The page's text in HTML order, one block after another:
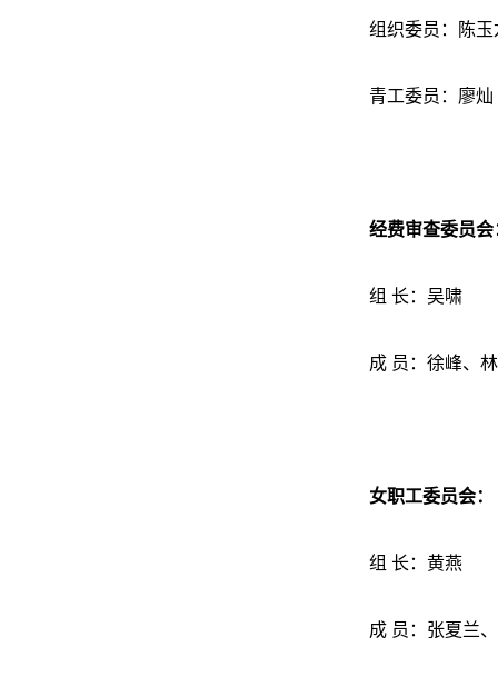
组织委员：陈玉
青工委员：廖灿
经费审查委员会
组 长：吴啸
成 员：徐峰、
女职工委员会：
组 长：黄燕
成 员：张夏兰